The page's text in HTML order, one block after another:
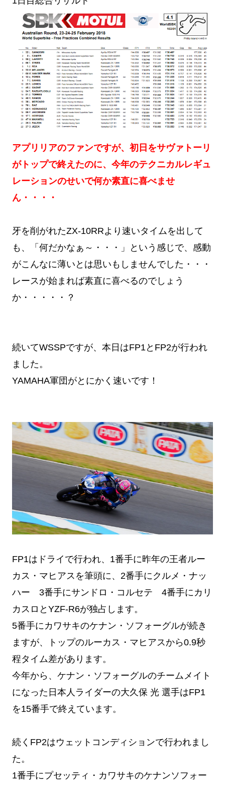
アプリリアのファンですが、初日をサヴァトーリ
がトップで終えたのに、今年のテクニカルレギュ
レーションのせいで何か素直に喜べませ
ん・・・・
牙を削がれたZX-10RRより速いタイムを出して
も、「何だかなぁ～・・・」という感じで、感動
がこんなに薄いとは思いもしませんでした・・・
レースが始まれば素直に喜べるのでしょう
か・・・・・？
続いてWSSPですが、本日はFP1とFP2が行われ
ました。
YAMAHA軍団がとにかく速いです！
FP1はドライで行われ、1番手に昨年の王者ルー
カス・マヒアスを筆頭に、2番手にクルメ・ナッ
ハー 3番手にサンドロ・コルセテ 4番手にカリ
カスロとYZF-R6が独占します。
5番手にカワサキのケナン・ソフォーグルが続き
ますが、トップのルーカス・マヒアスから0.9秒
程タイム差があります。
今年から、ケナン・ソフォーグルのチームメイト
になった日本人ライダーの大久保 光 選手はFP1
を15番手で終えています。
続くFP2はウェットコンディションで行われまし
た。
1番手にプセッティ・カワサキのケナンソフォー